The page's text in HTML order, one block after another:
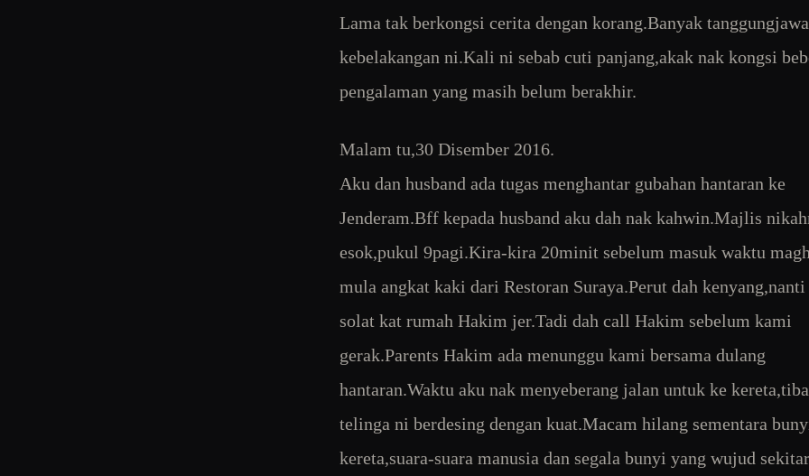
Lama tak berkongsi cerita dengan korang.Banyak
kebelakangan ni.Kali ni sebab cuti panjang,akak nak kongsi
pengalaman yang masih belum berakhir.
Malam tu,30 Disember 2016.
Aku dan husband ada tugas menghantar gubahan hantaran ke
Jenderam.Bff kepada husband aku dah nak kahwin.Majlis
esok,pukul 9pagi.Kira-kira 20minit sebelum masuk waktu
mula angkat kaki dari Restoran Suraya.Perut dah kenyang,nanti
solat kat rumah Hakim jer.Tadi dah call Hakim sebelum kami
gerak.Parents Hakim ada menunggu kami bersama dulang
hantaran.Waktu aku nak menyeberang jalan untuk ke
telinga ni berdesing dengan kuat.Macam hilang sementara
kereta,suara-suara manusia dan segala bunyi yang wujud